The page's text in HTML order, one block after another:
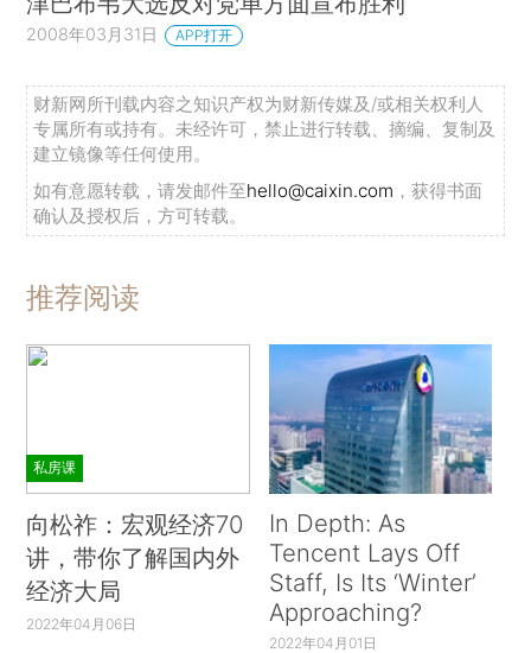
2008年03月31日 APP打开
财新网所刊载内容之知识产权为财新传媒及/或相关权利人
专属所有或持有。未经许可，禁止进行转载、摘编、复制及
建立镜像等任何使用。
如有意愿转载，请发邮件至hello@caixin.com ，获得书面
确认及授权后，方可转载。
推荐阅读
私房课
向松祚：宏观经济70
讲，带你了解国内外
经济大局
2022年04月06日
In Depth: As
Tencent Lays Off
Staff, Is Its ‘Winter’
Approaching?
2022年04月01日